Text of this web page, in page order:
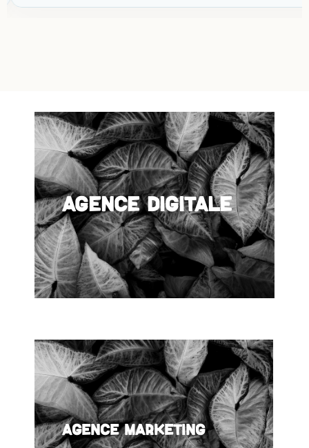
Agence digitale
Agence marketing